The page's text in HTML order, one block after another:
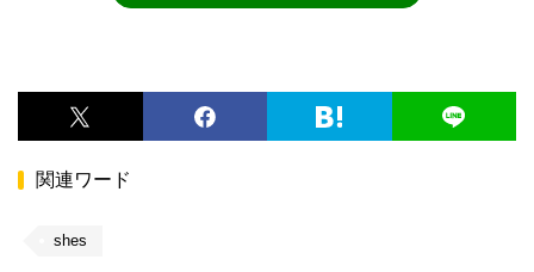
関連ワード
shes